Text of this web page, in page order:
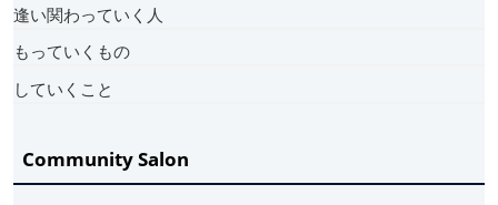
逢い関わっていく人
もっていくもの
していくこと
Community Salon